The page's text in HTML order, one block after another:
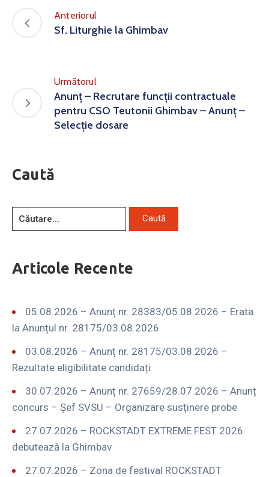
Anteriorul
Sf. Liturghie la Ghimbav
Următorul
Anunț – Recrutare funcții contractuale
pentru CSO Teutonii Ghimbav – Anunț –
Selecție dosare
Caută
Articole Recente
05.08.2026 – Anunț nr. 28383/05.08.2026 – Erata
la Anunțul nr. 28175/03.08.2026
03.08.2026 – Anunț nr. 28175/03.08.2026 –
Rezultate eligibilitate candidați
30.07.2026 – Anunț nr. 27659/28.07.2026 – Anunț
concurs – Șef SVSU – Organizare susținere probe
27.07.2026 – ROCKSTADT EXTREME FEST 2026
debutează la Ghimbav
27.07.2026 – Zona de festival ROCKSTADT